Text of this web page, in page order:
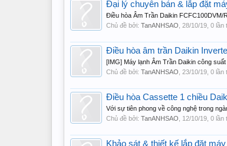
Đại lý chuyên bán & lắp đặt
Điều hòa Âm Trần Daikin FCFC100DVM/
Chủ đề bởi: TanANHSAO 28/10/19 , 0
Điều hòa âm trần Daikin
[IMG] Máy lạnh Âm Trần Daikin công
Chủ đề bởi: TanANHSAO 23/10/19 , 0
Điều hòa Cassette 1 chiều
Với sự tiên phong về công nghệ trong
Chủ đề bởi: TanANHSAO 12/10/19 , 0
Khảo sát & thiết kế lắp đặt